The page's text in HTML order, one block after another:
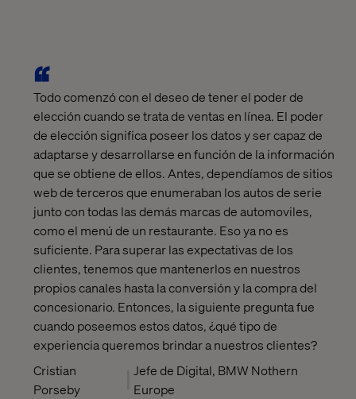
Todo comenzó con el deseo de tener el poder de
elección cuando se trata de ventas en línea. El poder
de elección significa poseer los datos y ser capaz de
adaptarse y desarrollarse en función de la información
que se obtiene de ellos. Antes, dependíamos de sitios
web de terceros que enumeraban los autos de serie
junto con todas las demás marcas de automoviles,
como el menú de un restaurante. Eso ya no es
suficiente. Para superar las expectativas de los
clientes, tenemos que mantenerlos en nuestros
propios canales hasta la conversión y la compra del
concesionario. Entonces, la siguiente pregunta fue
cuando poseemos estos datos, ¿qué tipo de
experiencia queremos brindar a nuestros clientes?
Cristian
Porseby
Jefe de Digital, BMW Nothern
Europe